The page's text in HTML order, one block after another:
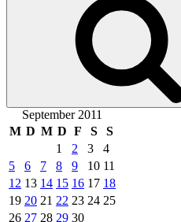
September 2011
M D M D F S
S
1
2 3
4
5
6 7 8 9 10 11
12 13 14 15 16 17 18
19 20 21 22 23 24 25
26 27 28 29 30